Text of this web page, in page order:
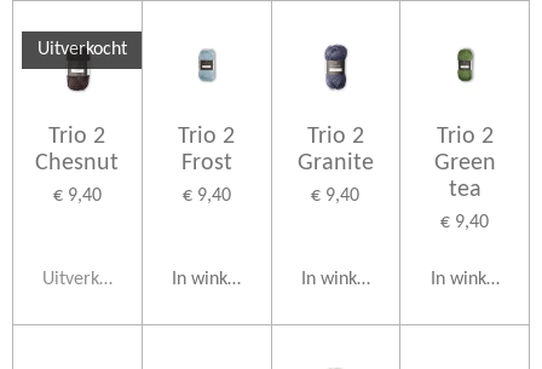
Uitverkocht
Trio 2
Chesnut
€ 9,40
Uitverkocht
Trio 2
Frost
€ 9,40
In winkelwagen
Trio 2
Granite
€ 9,40
In winkelwagen
Trio 2
Green
tea
€ 9,40
In